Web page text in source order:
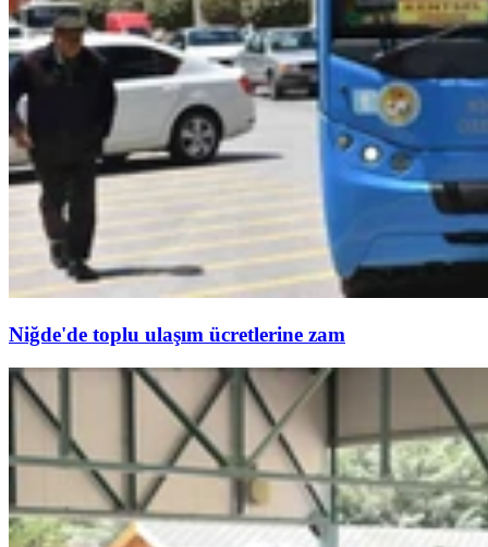
Niğde'de toplu ulaşım ücretlerine zam